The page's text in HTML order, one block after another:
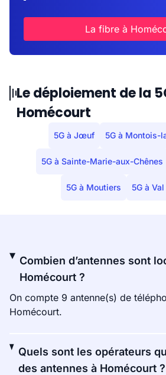
La fibre à
Le déploiement de la
Homécourt
5G à Jœuf 5G à Montois-
5G à Sainte-Marie-aux-Chênes
5G à Moutiers 5G à
Combien d’antennes sont
Homécourt ?
On compte 9 antenne(s) de
Homécourt.
Quels sont les opérateurs
des antennes à Homécourt ?